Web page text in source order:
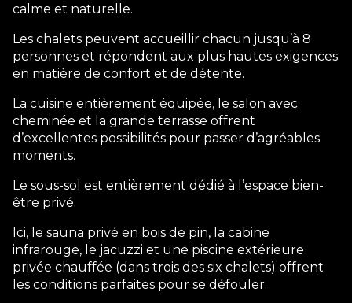
calme et naturelle.
Les chalets peuvent accueillir chacun jusqu’à 8
personnes et répondent aux plus hautes exigences
en matière de confort et de détente.
La cuisine entièrement équipée, le salon avec
cheminée et la grande terrasse offrent
d’excellentes possibilités pour passer d’agréables
moments.
Le sous-sol est entièrement dédié à l’espace bien-
être privé.
Ici, le sauna privé en bois de pin, la cabine
infrarouge, le jacuzzi et une piscine extérieure
privée chauffée (dans trois des six chalets) offrent
les conditions parfaites pour se défouler.